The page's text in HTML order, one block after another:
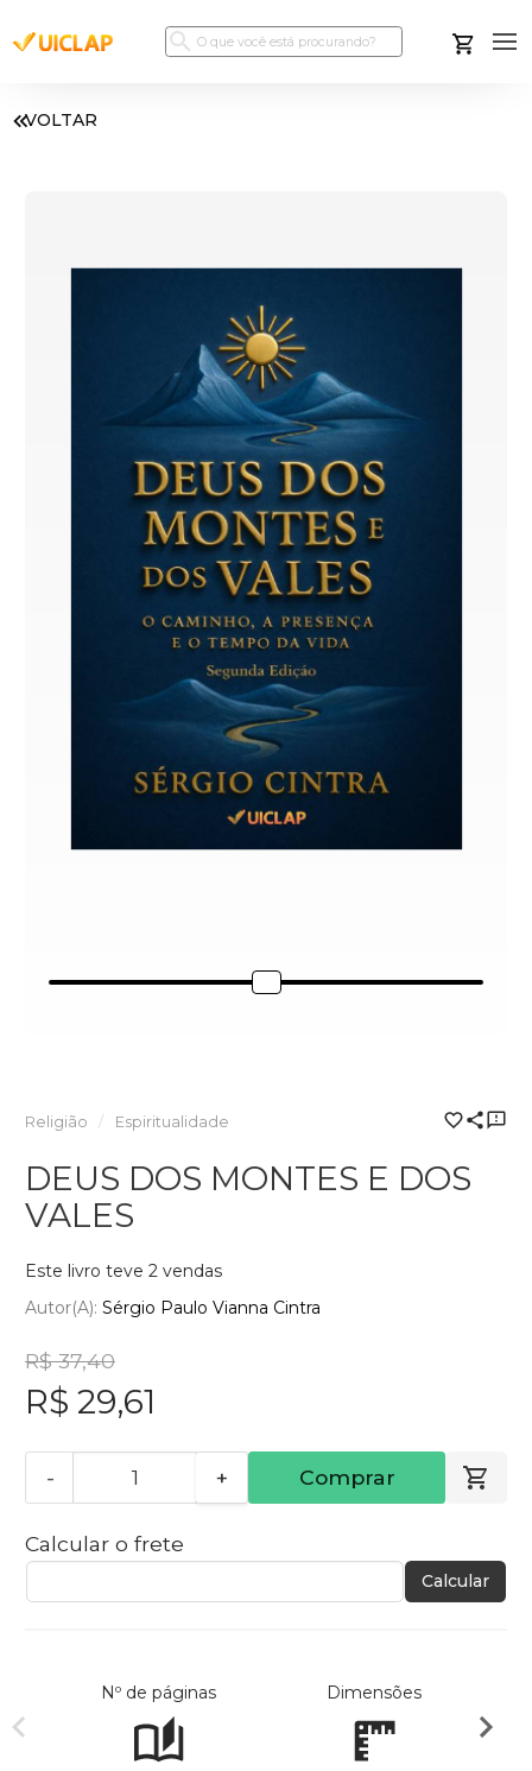
VOLTAR
Religião Espiritualidade
DEUS DOS MONTES E DOS
VALES
Este livro teve 2 vendas
Autor(a): Sérgio Paulo Vianna Cintra
R$ 37,40
R$ 29,61
- + Comprar
Calcular o frete
Calcular
Nº de páginas Dimensões